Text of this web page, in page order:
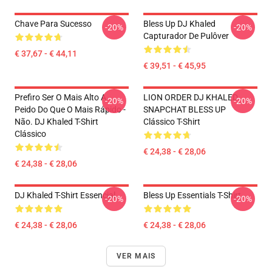
Chave Para Sucesso
€ 37,67 - € 44,11
-20%
Bless Up DJ Khaled
Capturador De Pulôver
€ 39,51 - € 45,95
-20%
Prefiro Ser O Mais Alto A
Peido Do Que O Mais Rápido -
Não. DJ Khaled T-Shirt
Clássico
€ 24,38 - € 28,06
-20%
LION ORDER DJ KHALED
SNAPCHAT BLESS UP
Clássico T-Shirt
€ 24,38 - € 28,06
-20%
DJ Khaled T-Shirt Essencial
€ 24,38 - € 28,06
-20% Bless Up Essentials T-Shirt
€ 24,38 - € 28,06
-20%
VER MAIS